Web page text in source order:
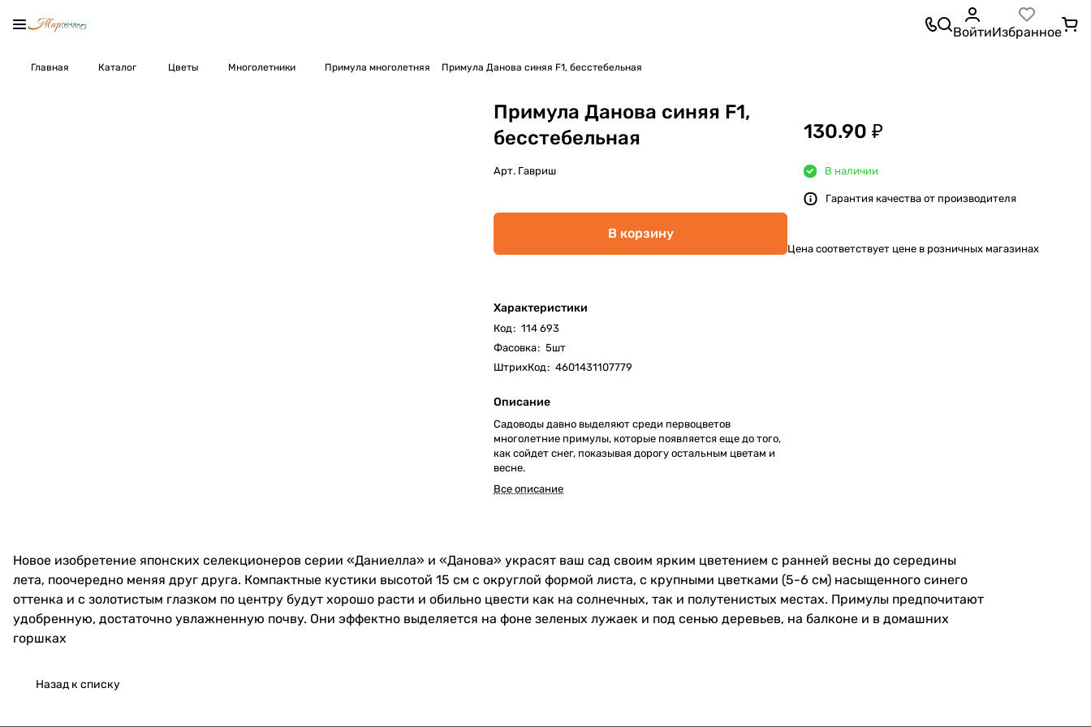
ВойтиИзбранное
Главная Каталог Цветы Многолетники Примула многолетняя Примула Данова синяя F1, бесстебельная
Примула Данова синяя F1,
бесстебельная
Арт. Гавриш
В корзину
Характеристики
Код: 114 693
Фасовка: 5шт
ШтрихКод: 4601431107779
Описание
Садоводы давно выделяют среди первоцветов
многолетние примулы, которые появляется еще до того,
как сойдет снег, показывая дорогу остальным цветам и
весне.
Все описание
130.90 ₽
В наличии
Гарантия качества от производителя
Цена соответствует цене в розничных магазинах
Новое изобретение японских селекционеров серии «Даниелла» и «Данова» украсят ваш сад своим ярким цветением с ранней весны до середины
лета, поочередно меняя друг друга. Компактные кустики высотой 15 см с округлой формой листа, с крупными цветками (5-6 см) насыщенного синего
оттенка и с золотистым глазком по центру будут хорошо расти и обильно цвести как на солнечных, так и полутенистых местах. Примулы предпочитают
удобренную, достаточно увлажненную почву. Они эффектно выделяется на фоне зеленых лужаек и под сенью деревьев, на балконе и в домашних
горшках
Назад к списку